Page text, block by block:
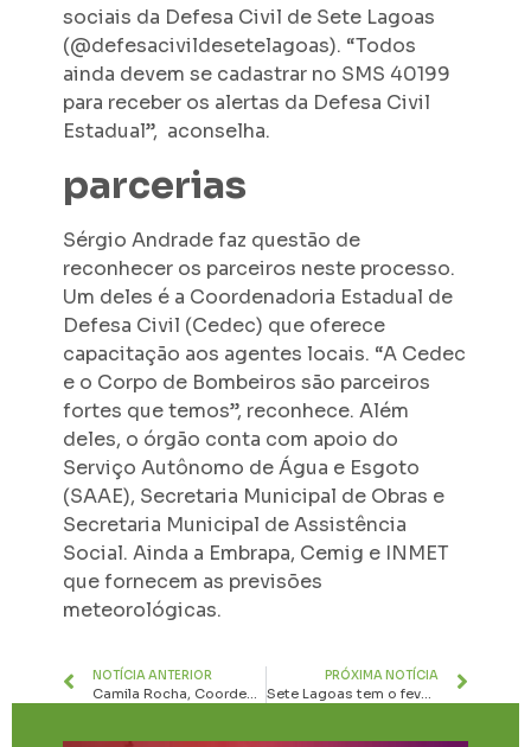
sociais da Defesa Civil de Sete Lagoas
(@defesacivildesetelagoas). “Todos
ainda devem se cadastrar no SMS 40199
para receber os alertas da Defesa Civil
Estadual”, aconselha.
parcerias
Sérgio Andrade faz questão de
reconhecer os parceiros neste processo.
Um deles é a Coordenadoria Estadual de
Defesa Civil (Cedec) que oferece
capacitação aos agentes locais. “A Cedec
e o Corpo de Bombeiros são parceiros
fortes que temos”, reconhece. Além
deles, o órgão conta com apoio do
Serviço Autônomo de Água e Esgoto
(SAAE), Secretaria Municipal de Obras e
Secretaria Municipal de Assistência
Social. Ainda a Embrapa, Cemig e INMET
que fornecem as previsões
meteorológicas.
NOTÍCIA ANTERIOR
Camila Rocha, Coordenadora da Controladoria de Paraopeba, toma posse na diretoria do Coneci-MG
PRÓXIMA NOTÍCIA
Sete Lagoas tem o fevereiro mais chuvoso desde 2022